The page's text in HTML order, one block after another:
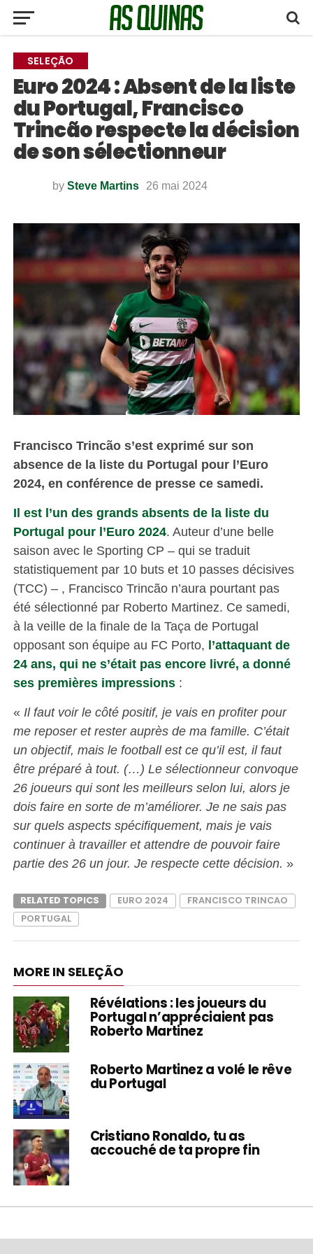
SELEÇÃO
Euro 2024 : Absent de la liste
du Portugal, Francisco
Trincão respecte la décision
de son sélectionneur
by Steve Martins 26 mai 2024
Francisco Trincão s’est exprimé sur son
absence de la liste du Portugal pour l’Euro
2024, en conférence de presse ce samedi.
Il est l’un des grands absents de la liste du
Portugal pour l’Euro 2024. Auteur d’une belle
saison avec le Sporting CP – qui se traduit
statistiquement par 10 buts et 10 passes décisives
(TCC) – , Francisco Trincão n’aura pourtant pas
été sélectionné par Roberto Martinez. Ce samedi,
à la veille de la finale de la Taça de Portugal
opposant son équipe au FC Porto, l’attaquant de
24 ans, qui ne s’était pas encore livré, a donné
ses premières impressions:
« Il faut voir le côté positif, je vais en profiter pour
me reposer et rester auprès de ma famille. C’était
un objectif, mais le football est ce qu’il est, il faut
être préparé à tout. (…) Le sélectionneur convoque
26 joueurs qui sont les meilleurs selon lui, alors je
dois faire en sorte de m’améliorer. Je ne sais pas
sur quels aspects spécifiquement, mais je vais
continuer à travailler et attendre de pouvoir faire
partie des 26 un jour. Je respecte cette décision. »
RELATED TOPICS EURO 2024
FRANCISCO TRINCAO
PORTUGAL
MORE IN SELEÇÃO
Révélations : les joueurs du
Portugal n’appréciaient pas
Roberto Martinez
Roberto Martinez a volé le rêve
du Portugal
Cristiano Ronaldo, tu as
accouché de ta propre fin